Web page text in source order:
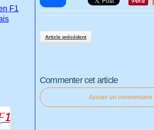
Article précédent
Commenter cet article
Ajouter un commentaire
F1